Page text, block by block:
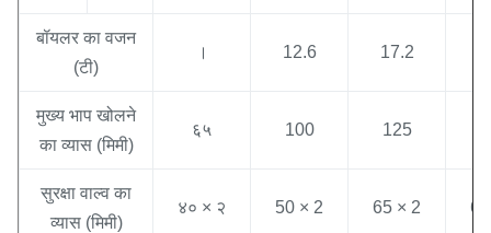
बॉयलर का वजन
(टी)
। 12.6 17.2
मुख्य भाप खोलने
का व्यास (मिमी)
६५ 100 125
सुरक्षा वाल्व का
व्यास (मिमी)
४० × २ 50 × 2 65 × 2